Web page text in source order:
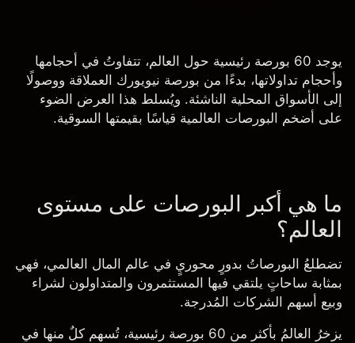
يوجد 60 بورصة رئيسية حول العالم، تتفاوتُ في أحجامها
وأحجام تداولاتها، بدءًا من بورصة نيويورك العملاقة ووصولًا
إلى الأسواق المحلية الناشئة. ويُسلط هذا العرض الضوء
على أضخم البورصات العالمية قياسًا بقيمتها السوقية.
ما هي أكبر البورصات على مستوى
العالم؟
تضطلعُ البورصاتُ بدورٍ محوريٍ في عالم المال العالمي، فهي
بمثابة ساحاتٍ يلتقي فيها المستثمرون والمتداولون لشراء
وبيع أسهم الشركات المُدرجة.
يزخرُ العالمُ بأكثر من 60 بورصة رئيسية، تُسهم كلٌ منها في